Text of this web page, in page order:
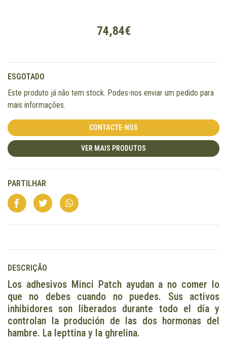
74,84€
ESGOTADO
Este produto já não tem stock. Podes-nos enviar um pedido para
mais informações.
CONTACTE-NOS
VER MAIS PRODUTOS
PARTILHAR
DESCRIÇÃO
Los adhesivos Minci Patch ayudan a no comer lo
que no debes cuando no puedes. Sus activos
inhibidores son liberados durante todo el día y
controlan la produción de las dos hormonas del
hambre. La lepttina y la ghrelina.